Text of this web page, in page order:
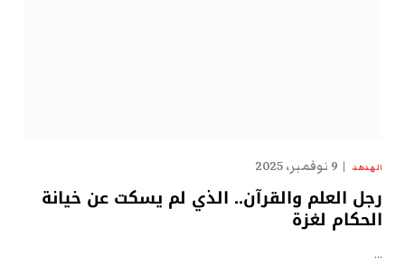
الهدهد 9 نوفمبر، 2025
رجل العلم والقرآن.. الذي لم يسكت عن خيانة
الحكام لغزة
…